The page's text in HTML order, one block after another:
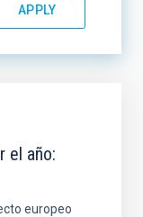
el año:
europeo